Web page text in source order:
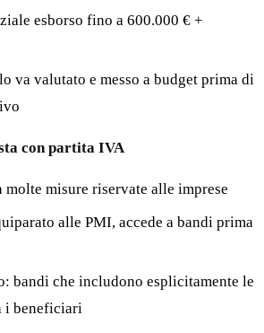
esborso fino a 600.000 € +
va valutato e messo a budget prima di
con partita IVA
molte misure riservate alle imprese
alle PMI, accede a bandi prima
bandi che includono esplicitamente le
i beneficiari